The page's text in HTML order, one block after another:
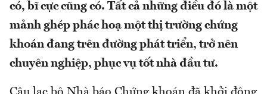
có, bĩ cực cũng có. Tất cả những điều đó là một
mảnh ghép phác hoạ một thị trường chứng
khoán đang trên đường phát triển, trở nên
chuyên nghiệp, phục vụ tốt nhà đầu tư.